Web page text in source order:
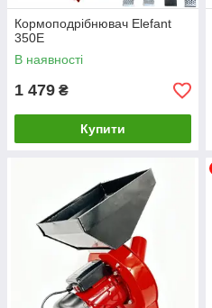
Кормоподрібнювач Elefant
350E
В наявності
1 479 ₴
Купити